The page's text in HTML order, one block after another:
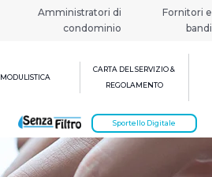
Amministratori di
condominio
Fornitori e
bandi
MODULISTICA
CARTA DEL SERVIZIO &
REGOLAMENTO
Sportello Digitale